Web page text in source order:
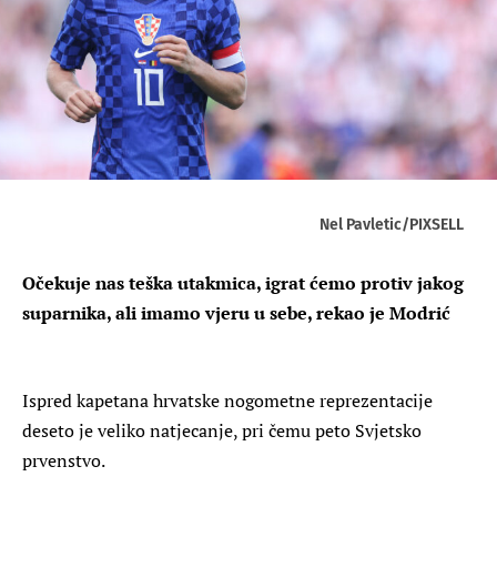
Nel Pavletic/PIXSELL
Očekuje nas teška utakmica, igrat ćemo protiv jakog
suparnika, ali imamo vjeru u sebe, rekao je Modrić
Ispred kapetana hrvatske nogometne reprezentacije
deseto je veliko natjecanje, pri čemu peto Svjetsko
prvenstvo.